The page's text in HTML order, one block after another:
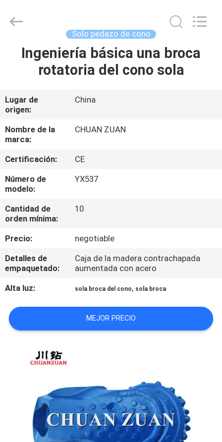
HOGAR
SOBRE
NOSOTROS
VIAJE
DE
FÁBRICA
CONTROL
DE
CALIDAD
ÉNTRENOS
EN
CONTACTO
NOTICIAS
Proveedor.
Copyright
Ltd.
All
Rights
Solo pedazo de cono
Ingeniería básica una broca
rotatoria del cono sola
Lugar de
origen:
China
Nombre de la
marca:
CHUAN ZUAN
Certificación:
CE
Número de
modelo:
YX537
Cantidad de
orden mínima:
10
Precio:
negotiable
Detalles de
empaquetado:
Caja de la madera contrachapada
aumentada con acero
Alta luz:
sola broca del cono, sola broca
MEJOR PRECIO